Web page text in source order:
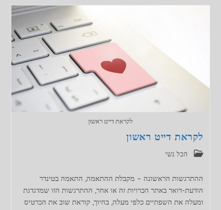
לקראת דייט ראשון
לקראת דייט ראשון
קטגוריה:הכל נשי
ההתרגשות הראשונה – מקבלת ההתאמה, התאמה בטינדר
הודעת-דואר באתר הכרויות זה או אחר, ההתרגשות הזו שמדגדגת
ומעלה את השפתיים כלפי מעלה, בחיוך, קוראת שוב את הכרטיס